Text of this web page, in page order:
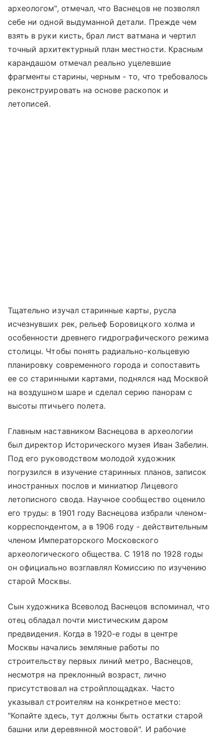
археологом", отмечал, что Васнецов не позволял
себе ни одной выдуманной детали. Прежде чем
взять в руки кисть, брал лист ватмана и чертил
точный архитектурный план местности. Красным
карандашом отмечал реально уцелевшие
фрагменты старины, черным - то, что требовалось
реконструировать на основе раскопок и
летописей.
Тщательно изучал старинные карты, русла
исчезнувших рек, рельеф Боровицкого холма и
особенности древнего гидрографического режима
столицы. Чтобы понять радиально-кольцевую
планировку современного города и сопоставить
ее со старинными картами, поднялся над Москвой
на воздушном шаре и сделал серию панорам с
высоты птичьего полета.
Главным наставником Васнецова в археологии
был директор Исторического музея Иван Забелин.
Под его руководством молодой художник
погрузился в изучение старинных планов, записок
иностранных послов и миниатюр Лицевого
летописного свода. Научное сообщество оценило
его труды: в 1901 году Васнецова избрали членом-
корреспондентом, а в 1906 году - действительным
членом Императорского Московского
археологического общества. С 1918 по 1928 годы
он официально возглавлял Комиссию по изучению
старой Москвы.
Сын художника Всеволод Васнецов вспоминал, что
отец обладал почти мистическим даром
предвидения. Когда в 1920-е годы в центре
Москвы начались земляные работы по
строительству первых линий метро, Васнецов,
несмотря на преклонный возраст, лично
присутствовал на стройплощадках. Часто
указывал строителям на конкретное место:
"Копайте здесь, тут должны быть остатки старой
башни или деревянной мостовой". И рабочие